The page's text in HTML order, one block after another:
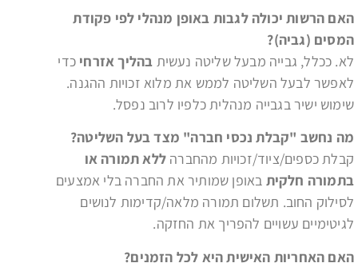
האם הרשות יכולה לגבות באופן מנהלי לפי פקודת
המסים (גביה)?
לא. ככלל, גבייה מבעל שליטה נעשית בהליך אזרחי כדי
לאפשר לבעל השליטה לממש את מלוא זכויות ההגנה.
שימוש ישיר בגבייה מנהלית כלפיו לרוב נפסל.
מה נחשב "קבלת נכסי חברה" מצד בעל השליטה?
קבלת כספים/ציוד/זכויות מהחברה ללא תמורה או
בתמורה חלקית באופן שמותיר את החברה בלי אמצעים
לסילוק החוב. תשלום תמורה מלאה/קדימות לנושים
לגיטימיים עשויים להפריך את החזקה.
האם האחריות האישית היא לכל הזמנים?